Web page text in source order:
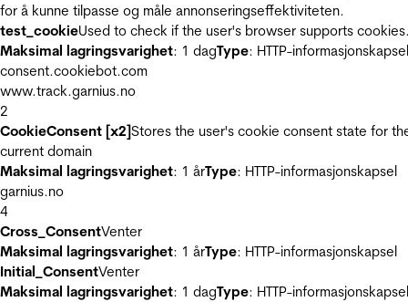
for å kunne tilpasse og måle annonseringseffektiviteten.
test_cookieUsed to check if the user's browser supports
Maksimal lagringsvarighet: 1 dagType: HTTP-informasjonskapsel
consent.cookiebot.com
www.track.garnius.no
2
CookieConsent [x2]Stores the user's cookie consent state for
current domain
Maksimal lagringsvarighet: 1 årType: HTTP-informasjonskapsel
garnius.no
4
Cross_ConsentVenter
Maksimal lagringsvarighet: 1 årType: HTTP-informasjonskapsel
Initial_ConsentVenter
Maksimal lagringsvarighet: 1 dagType: HTTP-informasjonskapsel